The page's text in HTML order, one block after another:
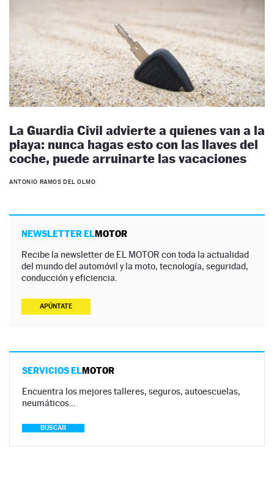
La Guardia Civil advierte a quienes van a la
playa: nunca hagas esto con las llaves del
coche, puede arruinarte las vacaciones
ANTONIO RAMOS DEL OLMO
NEWSLETTER ELMOTOR
Recibe la newsletter de EL MOTOR con toda la actualidad
del mundo del automóvil y la moto, tecnología, seguridad,
conducción y eficiencia.
APÚNTATE
SERVICIOS ELMOTOR
Encuentra los mejores talleres, seguros, autoescuelas,
neumáticos…
BUSCAR